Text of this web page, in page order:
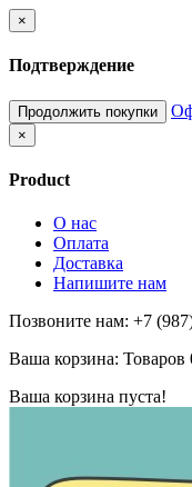
×
Подтверждение
Продолжить покупки
×
Product
О нас
Оплата
Доставка
Напишите нам
Позвоните нам: +7
Ваша корзина: Товаров
Ваша корзина пуста!